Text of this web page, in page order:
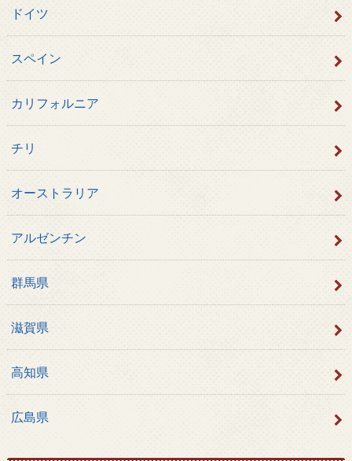
ドイツ
スペイン
カリフォルニア
チリ
オーストラリア
アルゼンチン
群馬県
滋賀県
高知県
広島県